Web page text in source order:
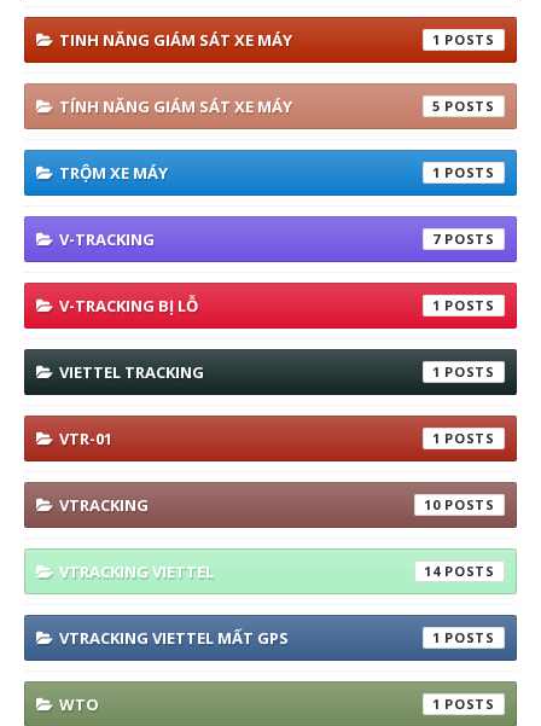
TINH NĂNG GIÁM SÁT XE MÁY 1
TÍNH NĂNG GIÁM SÁT XE MÁY 5
TRỘM XE MÁY 1
V-TRACKING 7
V-TRACKING BỊ LỖ 1
VIETTEL TRACKING 1
VTR-01 1
VTRACKING 10
VTRACKING VIETTEL 14
VTRACKING VIETTEL MẤT GPS 1
WTO 1